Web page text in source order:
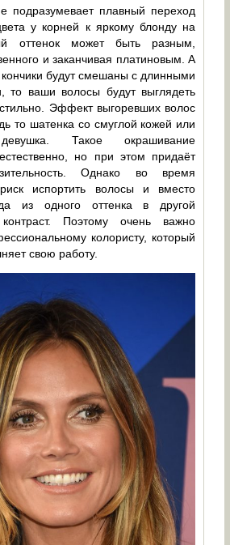
подразумевает плавный переход
у корней к яркому блонду на
оттенок может быть разным,
и заканчивая платиновым. А
будут смешаны с длинными
то ваши волосы будут выглядеть
Эффект выгоревших волос
то шатенка со смуглой кожей или
девушка. Такое окрашивание
но при этом придаёт
Однако во время
испортить волосы и вместо
из одного оттенка в другой
Поэтому очень важно
колористу, который
свою работу.